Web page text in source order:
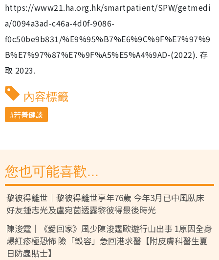
https://www21.ha.org.hk/smartpatient/SPW/getmedi
a/0094a3ad-c46a-4d0f-9086-
f0c50be9b831/%E9%95%B7%E6%9C%9F%E7%97%9
B%E7%97%87%E7%9F%A5%E5%A4%9AD-(2022). 存
取 2023.
內容標籤
若善健談
您也可能喜歡...
黎彼得離世｜黎彼得離世享年76歲 今年3月已中風臥床
好友鍾志光及盧宛茵透露黎彼得最後時光
陳浚霆｜《愛回家》風少陳浚霆歐遊行山出事 1原因全身
爆紅疹極恐怖 險「毀容」急回港求醫【附皮膚科醫生夏
日防蟲貼士】